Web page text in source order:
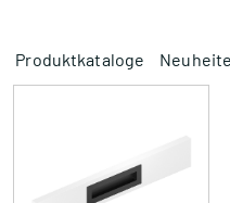
Produktkataloge